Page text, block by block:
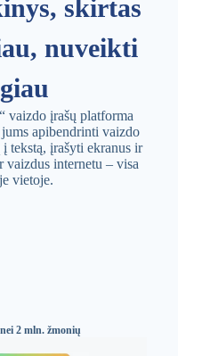
skirtas
nuveikti
vaizdo įrašų platforma
apibendrinti vaizdo
tekstą, įrašyti ekranus ir
vaizdus internetu – visa
vietoje.
2 mln. žmonių